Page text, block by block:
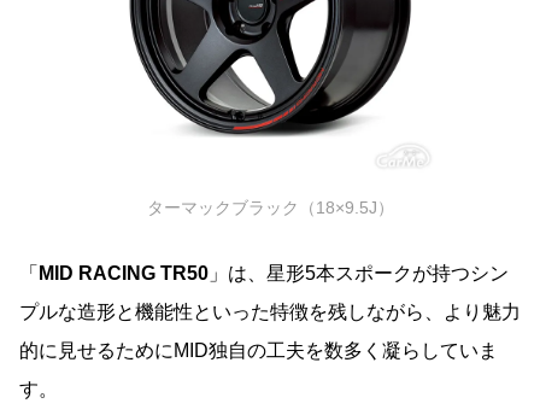
ターマックブラック（18×9.5J）
「 MID RACING TR50 」は、星形5本スポークが持つシン
プルな造形と機能性といった特徴を残しながら、より魅力
的に見せるためにMID独自の工夫を数多く凝らしていま
す。